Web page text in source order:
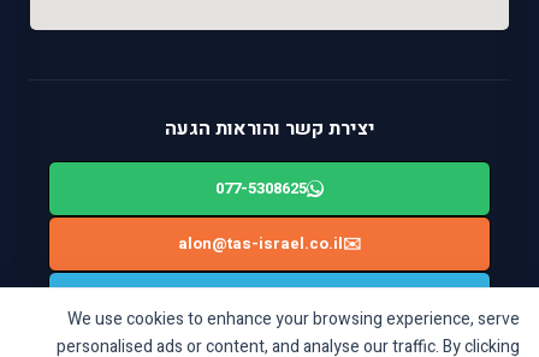
We use cookies to enhance your browsing experience, serve
personalised ads or content, and analyse our traffic. By clicking
יצירת קשר והוראות הגעה
077-5308625
✉️
alon@tas-israel.co.il